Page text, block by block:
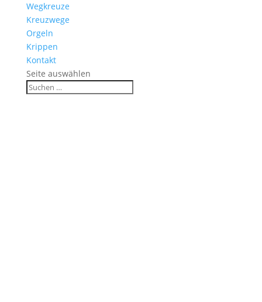
Wegkreuze
Kreuz­wege
Orgeln
Krippen
Kontakt
Seite auswählen